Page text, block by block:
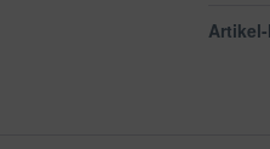
Artikel-